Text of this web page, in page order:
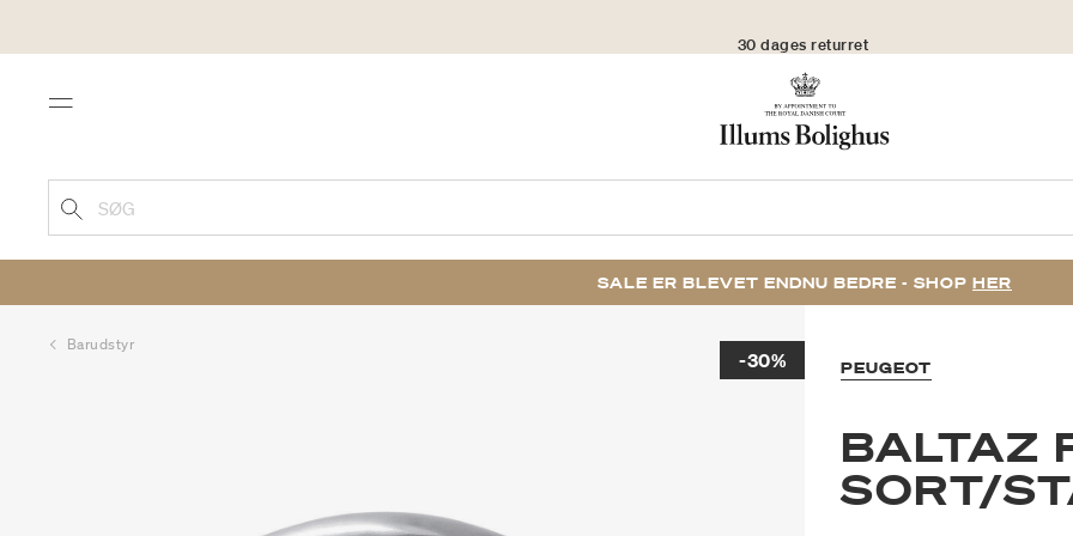
Menu
SØG
SALE ER BLEVET ENDNU BEDRE - SHOP HER
Barudstyr
-30% PEUGEOT
BALTAZ
SORT/